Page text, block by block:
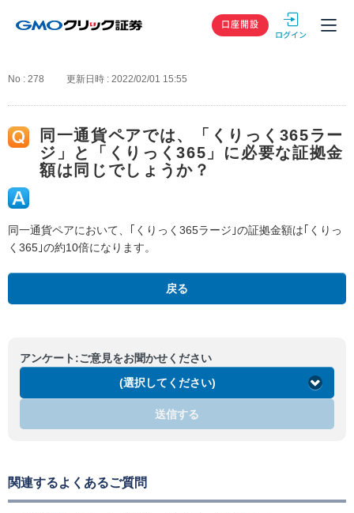
GMOクリック
口座開設
No : 278 更新日時 : 2022/02/01 15:55
同一通貨ペアでは、「くりっく365ラー
ジ」と「くりっく365」に必要な証拠金
額は同じでしょうか？
同一通貨ペアにおいて、｢くりっく365ラージ｣の証拠金額は｢くりっ
く365｣の約10倍になります。
戻る
アンケート:ご意見をお聞かせください
(選択してください)
送信する
関連するよくあるご質問